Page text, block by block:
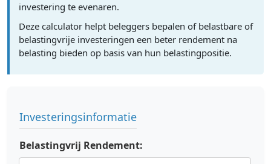
investering te evenaren.
Deze calculator helpt beleggers bepalen of belastbare of
belastingvrije investeringen een beter rendement na
belasting bieden op basis van hun belastingpositie.
Investeringsinformatie
Belastingvrij Rendement: